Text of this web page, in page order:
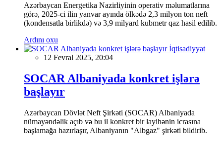
Azərbaycan Energetika Nazirliyinin operativ məlumatlarına
görə, 2025-ci ilin yanvar ayında ölkədə 2,3 milyon ton neft
(kondensatla birlikdə) və 3,9 milyard kubmetr qaz hasil edilib.
Ardını oxu
İqtisadiyyat
12 Fevral 2025, 20:04
SOCAR Albaniyada konkret işlərə
başlayır
Azərbaycan Dövlət Neft Şirkəti (SOCAR) Albaniyada
nümayəndəlik açıb və bu il konkret bir layihənin icrasına
başlamağa hazırlaşır, Albaniyanın "Albgaz" şirkəti bildirib.